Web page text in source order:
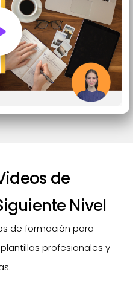
de
Nivel
de formación para
profesionales y